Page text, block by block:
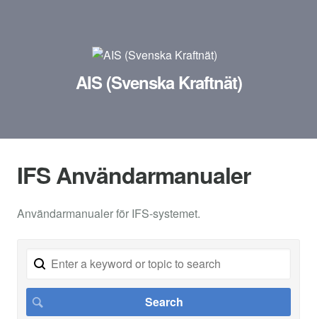
AIS (Svenska Kraftnät)
IFS Användarmanualer
Användarmanualer för IFS-systemet.